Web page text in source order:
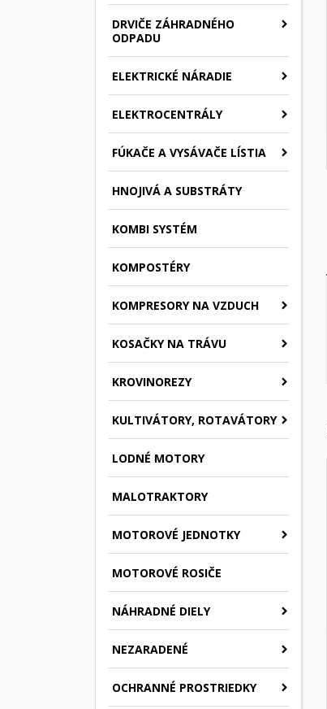
DRVIČE ZÁHRADNÉHO
ODPADU
ELEKTRICKÉ NÁRADIE
ELEKTROCENTRÁLY
FÚKAČE A VYSÁVAČE LÍSTIA
HNOJIVÁ A SUBSTRÁTY
KOMBI SYSTÉM
KOMPOSTÉRY
KOMPRESORY NA VZDUCH
KOSAČKY NA TRÁVU
KROVINOREZY
KULTIVÁTORY, ROTAVÁTORY
LODNÉ MOTORY
MALOTRAKTORY
MOTOROVÉ JEDNOTKY
MOTOROVÉ ROSIČE
NÁHRADNÉ DIELY
NEZARADENÉ
OCHRANNÉ PROSTRIEDKY